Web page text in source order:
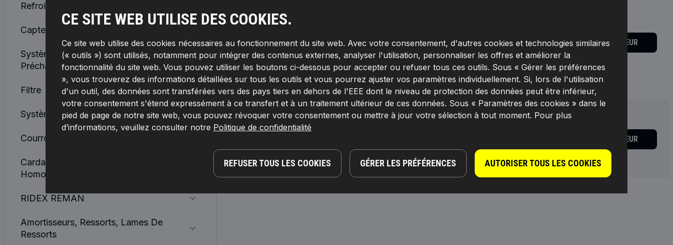
CE SITE WEB UTILISE DES COOKIES.
Ce site web utilise des cookies nécessaires au fonctionnement du site web. Avec votre consentement, d'autres cookies et technologies similaires
(« outils ») sont utilisés, notamment pour intégrer des contenus externes, analyser l'utilisation, personnaliser les offres et améliorer la
fonctionnalité du site web. Vous pouvez utiliser les boutons ci-dessous pour accepter ou refuser tous ces outils. Sous « Gérer les préférences
», vous trouverez des informations détaillées sur tous les outils et vous pourrez ajuster vos paramètres individuellement. Si, lors de l'utilisation
d'un outil, des données sont transférées vers des pays tiers en dehors de l'EEE dont le niveau de protection des données peut être inférieur,
votre consentement s'étend expressément à ce transfert et à un traitement ultérieur de ces données. Sous « Paramètres des cookies » dans le
pied de page de notre site web, vous pouvez révoquer votre consentement ou mettre à jour votre sélection à tout moment. Pour plus
d’informations, veuillez consulter notre Politique de confidentialité
REFUSER TOUS LES COOKIES GÉRER LES PRÉFÉRENCES AUTORISER TOUS LES COOKIES
Refroidissement Moteur
Capteurs, Relais, Unités De Commande
Système d'Allumage et Bougies de
Préchauffage
Filtre
Système d'Alimentation
Courroies, Chaînes, Galets
Cardan De Transmission et Joint
Homocinétique
RIDEX REMAN
Amortisseurs, Ressorts, Lames De
Ressorts
contacts enfichables:
13,
Article complémentaire / Info complémentaire 2:
avec décharge de traction,Connexion/pince:avec passe-câble à vis,
Article complémentaire / Info complémentaire:avec joints,Type de
montage:
Baïonnette, Raccord fileté,
Voltage [V]:12,Numéro de pièce du fabricant:5019A0005,Fabricant:
RIDEX, Numéro de EAN:4066423822762
En rupture de stock
TARIF REVENDEUR
5019A0006
Numéro de EAN:
En rupture de stock
TARIF REVENDEUR